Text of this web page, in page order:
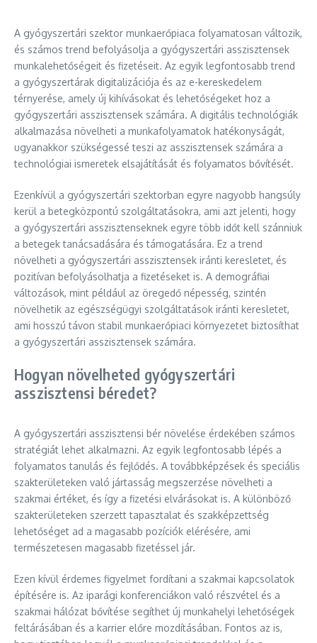
A gyógyszertári szektor munkaerőpiaca folyamatosan változik,
és számos trend befolyásolja a gyógyszertári asszisztensek
munkalehetőségeit és fizetéseit. Az egyik legfontosabb trend
a gyógyszertárak digitalizációja és az e-kereskedelem
térnyerése, amely új kihívásokat és lehetőségeket hoz a
gyógyszertári asszisztensek számára. A digitális technológiák
alkalmazása növelheti a munkafolyamatok hatékonyságát,
ugyanakkor szükségessé teszi az asszisztensek számára a
technológiai ismeretek elsajátítását és folyamatos bővítését.
Ezenkívül a gyógyszertári szektorban egyre nagyobb hangsúly
kerül a betegközpontú szolgáltatásokra, ami azt jelenti, hogy
a gyógyszertári asszisztenseknek egyre több időt kell szánniuk
a betegek tanácsadására és támogatására. Ez a trend
növelheti a gyógyszertári asszisztensek iránti keresletet, és
pozitívan befolyásolhatja a fizetéseket is. A demográfiai
változások, mint például az öregedő népesség, szintén
növelhetik az egészségügyi szolgáltatások iránti keresletet,
ami hosszú távon stabil munkaerőpiaci környezetet biztosíthat
a gyógyszertári asszisztensek számára.
Hogyan növelheted gyógyszertári
asszisztensi béredet?
A gyógyszertári asszisztensi bér növelése érdekében számos
stratégiát lehet alkalmazni. Az egyik legfontosabb lépés a
folyamatos tanulás és fejlődés. A továbbképzések és speciális
szakterületeken való jártasság megszerzése növelheti a
szakmai értéket, és így a fizetési elvárásokat is. A különböző
szakterületeken szerzett tapasztalat és szakképzettség
lehetőséget ad a magasabb pozíciók elérésére, ami
természetesen magasabb fizetéssel jár.
Ezen kívül érdemes figyelmet fordítani a szakmai kapcsolatok
építésére is. Az iparági konferenciákon való részvétel és a
szakmai hálózat bővítése segíthet új munkahelyi lehetőségek
feltárásában és a karrier előre mozdításában. Fontos az is,